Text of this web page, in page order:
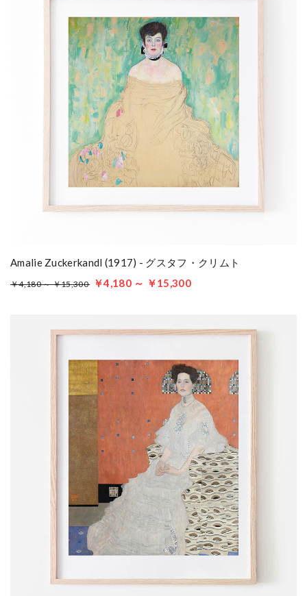
Amalie Zuckerkandl (1917) - グスタフ・クリムト
￥4,180 ～ ￥15,300 ￥4,180 ～ ￥15,300